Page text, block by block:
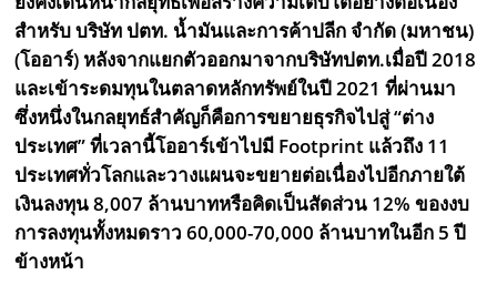
สำหรับ บริษัท ปตท. น้ำมันและการค้าปลีก จำกัด (มหาชน)
(โออาร์) หลังจากแยกตัวออกมาจากบริษัทปตท.เมื่อปี 2018
และเข้าระดมทุนในตลาดหลักทรัพย์ในปี 2021 ที่ผ่านมา
ซึ่งหนึ่งในกลยุทธ์สำคัญก็คือการขยายธุรกิจไปสู่ “ต่าง
ประเทศ” ที่เวลานี้โออาร์เข้าไปมี Footprint แล้วถึง 11
ประเทศทั่วโลกและวางแผนจะขยายต่อเนื่องไปอีกภายใต้
เงินลงทุน 8,007 ล้านบาทหรือคิดเป็นสัดส่วน 12% ของงบ
การลงทุนทั้งหมดราว 60,000-70,000 ล้านบาทในอีก 5 ปี
ข้างหน้า